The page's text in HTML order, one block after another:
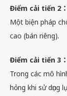
Điểm cải tiến 2
Một biện pháp
cao (bán riêng).
Điểm cải tiến 3
Trong các mô
hỏng khi sử dụng